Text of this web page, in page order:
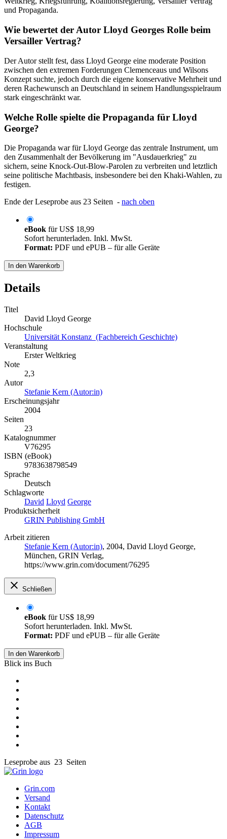
und Propaganda.
Wie bewertet der Autor Lloyd Georges Rolle beim
Versailler Vertrag?
Der Autor stellt fest, dass Lloyd George eine moderate Position
zwischen den extremen Forderungen Clemenceaus und Wilsons
Konzept suchte, jedoch durch die eigene konservative Mehrheit und
deren Rachewunsch an Deutschland in seinem Handlungsspielraum
stark eingeschränkt war.
Welche Rolle spielte die Propaganda für Lloyd
George?
Die Propaganda war für Lloyd George das zentrale Instrument, um
den Zusammenhalt der Bevölkerung im "Ausdauerkrieg" zu
sichern, seine Knock-Out-Blow-Parolen zu verbreiten und letztlich
seine politische Machtbasis, insbesondere bei den Khaki-Wahlen, zu
festigen.
Ende der Leseprobe aus 23 Seiten - nach oben
eBook fürUS$ 18,99
Sofort herunterladen. Inkl. MwSt.
Format: PDF und ePUB – für alle Geräte
In den Warenkorb
Details
Titel
David Lloyd George
Hochschule
Universität Konstanz (Fachbereich Geschichte)
Veranstaltung
Erster Weltkrieg
Note
2,3
Autor
Stefanie Kern (Autor:in)
Erscheinungsjahr
2004
Seiten
23
Katalognummer
V76295
ISBN (eBook)
9783638798549
Sprache
Deutsch
Schlagworte
David Lloyd George
Produktsicherheit
GRIN Publishing GmbH
Arbeit zitieren
Stefanie Kern (Autor:in), 2004, David Lloyd George,
München, GRIN Verlag,
https://www.grin.com/document/76295
Schließen
eBook fürUS$ 18,99
Sofort herunterladen. Inkl. MwSt.
Format: PDF und ePUB – für alle Geräte
In den Warenkorb
Blick ins Buch
Leseprobe aus 23 Seiten
Grin.com
Versand
Kontakt
Datenschutz
AGB
Impressum